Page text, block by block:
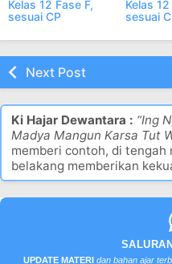
Kelas 12 Fase F,
sesuai CP
Kelas
sesuai
Next Post
Ki Hajar Dewantara : “Ing
Madya Mangun Karsa Tut
memberi contoh, di tengah
belakang memberikan
UPDATE MATERI dan bahan ajar